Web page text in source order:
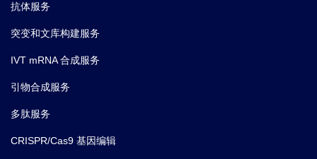
抗体服务
突变和文库构建服务
IVT mRNA 合成服务
引物合成服务
多肽服务
CRISPR/Cas9 基因编辑